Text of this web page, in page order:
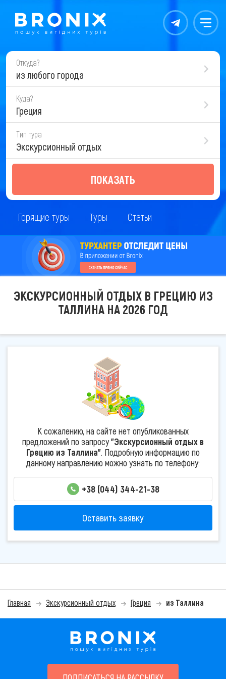
Контакты Меню
Откуда?
из любого города
Куда?
Греция
Тип тура
Экскурсионный отдых
ПОКАЗАТЬ
Горящие туры Туры Статьи
ЭКСКУРСИОННЫЙ ОТДЫХ В ГРЕЦИЮ ИЗ
ТАЛЛИНА НА 2026 ГОД
К сожалению, на сайте нет опубликованных
предложений по запросу"Экскурсионный отдых в
Грецию из Таллина". Подробную информацию по
данному направлению можно узнать по телефону:
+38 (044) 344-21-38
Оставить заявку
Главная Экскурсионный отдых Греция из Таллина